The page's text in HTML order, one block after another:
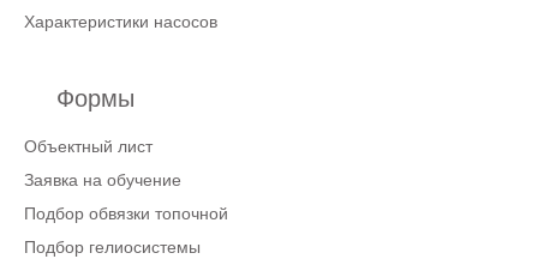
Характеристики насосов
Формы
Объектный лист
Заявка на обучение
Подбор обвязки топочной
Подбор гелиосистемы